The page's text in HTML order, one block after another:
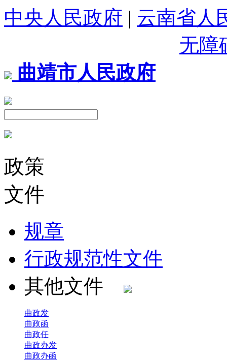
中央人民政府 | 云南省人
无障
曲靖市人民政府
政策
文件
规章
行政规范性文件
其他文件
曲政发
曲政函
曲政任
曲政办发
曲政办函